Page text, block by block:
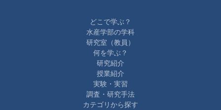
どこで学ぶ？
水産学部の学科
研究室（教員）
何を学ぶ？
研究紹介
授業紹介
実験・実習
調査・研究手法
カテゴリから探す